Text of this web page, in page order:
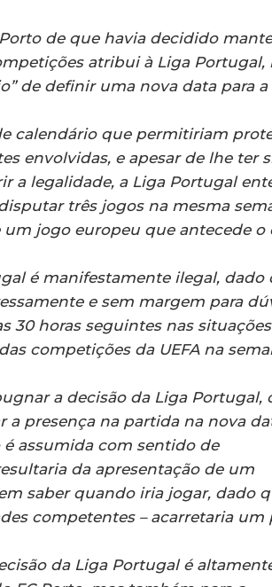
de que havia decidido
atribui à Liga Portugal,
de definir uma nova data para
calendário que permitiriam
envolvidas, e apesar de lhe ter
a legalidade, a Liga Portugal
três jogos na mesma
jogo europeu que antecede o
é manifestamente ilegal, dado
e sem margem para
30 horas seguintes nas
competições da UEFA na
a decisão da Liga Portugal,
presença na partida na nova
é assumida com sentido de
da apresentação de um
saber quando iria jogar, dado
competentes – acarretaria um
da Liga Portugal é